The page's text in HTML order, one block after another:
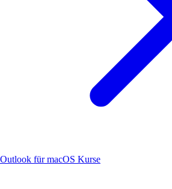
Outlook für macOS Kurse